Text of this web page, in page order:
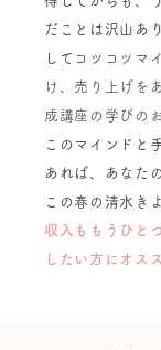
だことは沢山あ
して コツコツマ
け、売り上げを
成講座の学びの
このマインドと
あれば、あなた
この春の清水き
収入ももうひと
したい方にオス